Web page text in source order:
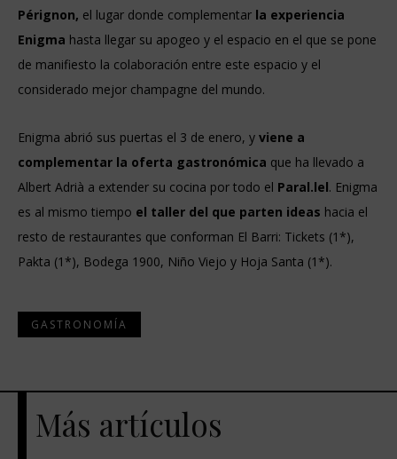
Pérignon, el lugar donde complementar la experiencia
Enigma hasta llegar su apogeo y el espacio en el que se pone
de manifiesto la colaboración entre este espacio y el
considerado mejor champagne del mundo.
Enigma abrió sus puertas el 3 de enero, y viene a
complementar la oferta gastronómica que ha llevado a
Albert Adrià a extender su cocina por todo el Paral.lel. Enigma
es al mismo tiempo el taller del que parten ideas hacia el
resto de restaurantes que conforman El Barri: Tickets (1*),
Pakta (1*), Bodega 1900, Niño Viejo y Hoja Santa (1*).
GASTRONOMÍA
Más artículos